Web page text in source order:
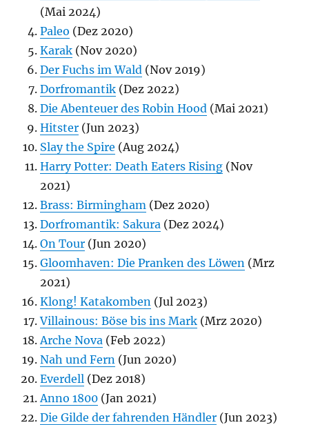
(Mai 2024)
Paleo (Dez 2020)
Karak (Nov 2020)
Der Fuchs im Wald (Nov 2019)
Dorfromantik (Dez 2022)
Die Abenteuer des Robin Hood (Mai 2021)
Hitster (Jun 2023)
Slay the Spire (Aug 2024)
Harry Potter: Death Eaters Rising (Nov
2021)
Brass: Birmingham (Dez 2020)
Dorfromantik: Sakura (Dez 2024)
On Tour (Jun 2020)
Gloomhaven: Die Pranken des Löwen (Mrz
2021)
Klong! Katakomben (Jul 2023)
Villainous: Böse bis ins Mark (Mrz 2020)
Arche Nova (Feb 2022)
Nah und Fern (Jun 2020)
Everdell (Dez 2018)
Anno 1800 (Jan 2021)
Die Gilde der fahrenden Händler (Jun 2023)